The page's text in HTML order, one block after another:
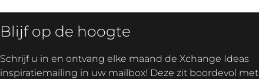
Blijf op de hoogte
Schrijf u in en ontvang elke maand de Xchange Ideas
inspiratiemailing in uw mailbox! Deze zit boordevol met